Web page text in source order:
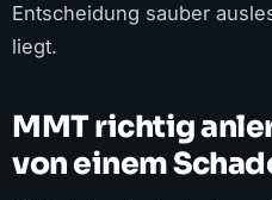
Entscheidung sauber
liegt.
MMT richtig
von einem